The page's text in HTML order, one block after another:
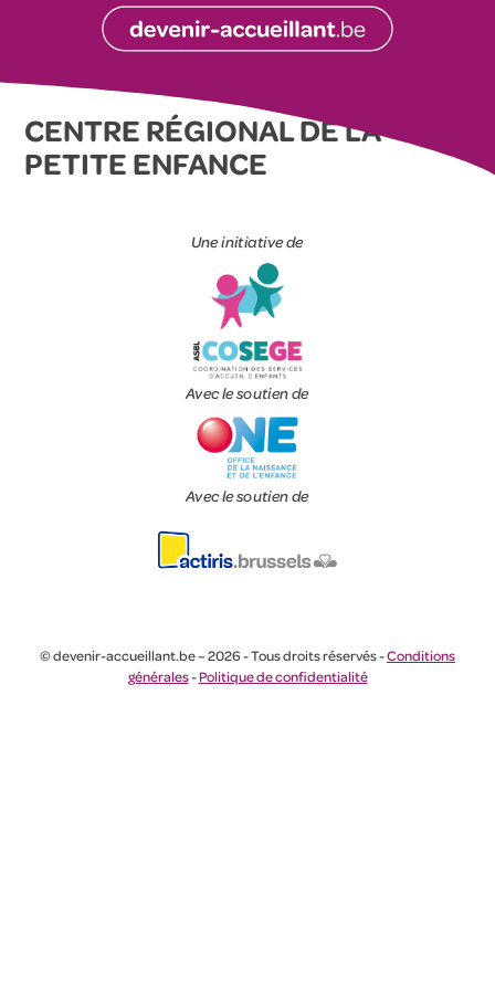
CENTRE RÉGIONAL DE LA
PETITE ENFANCE
Une initiative de
Avec le soutien de
Avec le soutien de
© devenir-accueillant.be – 2026 - Tous droits réservés -Conditions
générales-Politique de confidentialité